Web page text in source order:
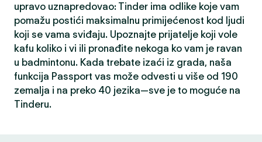
upravo uznapredovao: Tinder ima odlike koje vam
pomažu postići maksimalnu primijećenost kod ljudi
koji se vama sviđaju. Upoznajte prijatelje koji vole
kafu koliko i vi ili pronađite nekoga ko vam je ravan
u badmintonu. Kada trebate izaći iz grada, naša
funkcija Passport vas može odvesti u više od 190
zemalja i na preko 40 jezika—sve je to moguće na
Tinderu.